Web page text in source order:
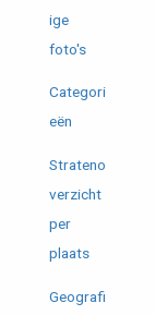
ige
foto's
Categori
eën
Strateno
verzicht
per
plaats
Geografi